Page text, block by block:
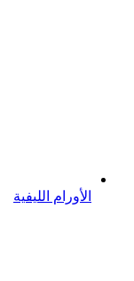
الأورام الليفية